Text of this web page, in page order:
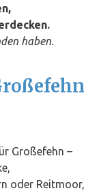
haben.
Großefehn –
oder Reitmoor,